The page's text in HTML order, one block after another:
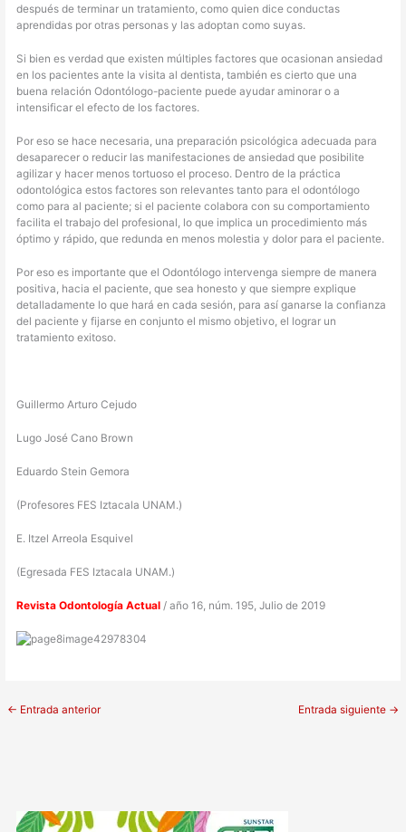
después de terminar un tratamiento, como quien dice conductas
aprendidas por otras personas y las adoptan como suyas.
Si bien es verdad que existen múltiples factores que ocasionan ansiedad
en los pacientes ante la visita al dentista, también es cierto que una
buena relación Odontólogo-paciente puede ayudar aminorar o a
intensificar el efecto de los factores.
Por eso se hace necesaria, una preparación psicológica adecuada para
desaparecer o reducir las manifestaciones de ansiedad que posibilite
agilizar y hacer menos tortuoso el proceso. Dentro de la práctica
odontológica estos factores son relevantes tanto para el odontólogo
como para al paciente; si el paciente colabora con su comportamiento
facilita el trabajo del profesional, lo que implica un procedimiento más
óptimo y rápido, que redunda en menos molestia y dolor para el paciente.
Por eso es importante que el Odontólogo intervenga siempre de manera
positiva, hacia el paciente, que sea honesto y que siempre explique
detalladamente lo que hará en cada sesión, para así ganarse la confianza
del paciente y fijarse en conjunto el mismo objetivo, el lograr un
tratamiento exitoso.
Guillermo Arturo Cejudo
Lugo José Cano Brown
Eduardo Stein Gemora
(Profesores FES Iztacala UNAM.)
E. Itzel Arreola Esquivel
(Egresada FES Iztacala UNAM.)
Revista Odontología Actual / año 16, núm. 195, Julio de 2019
← Entrada anterior Entrada siguiente →